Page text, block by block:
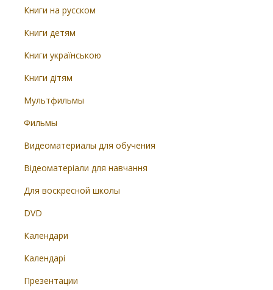
Книги на русском
Книги детям
Книги українською
Книги дітям
Мультфильмы
Фильмы
Видеоматериалы для обучения
Відеоматеріали для навчання
Для воскресной школы
DVD
Календари
Календарі
Презентации